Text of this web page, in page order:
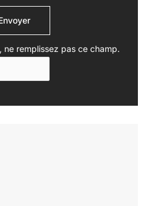
ne remplissez pas ce champ.